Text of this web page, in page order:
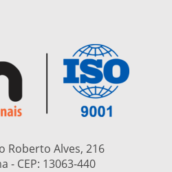
Roberto Alves, 216
- CEP: 13063-440